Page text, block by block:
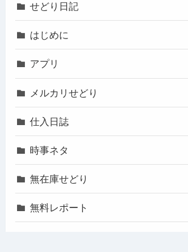
せどり日記
はじめに
アプリ
メルカリせどり
仕入日誌
時事ネタ
無在庫せどり
無料レポート